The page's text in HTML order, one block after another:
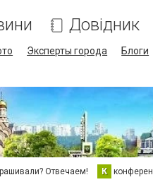
Довідник
Эксперты города Блоги
Отвечаем! К